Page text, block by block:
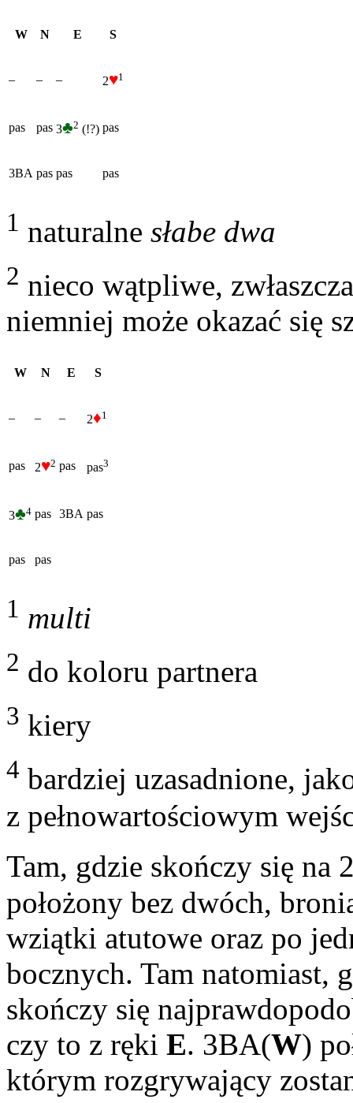
W N E S
– – – 2♥1
pas pas 3♣2 (!?) pas
3BA pas pas pas
1 naturalne słabe dwa
2 nieco wątpliwe,
niemniej może okazać się
W N E S
– – – 2♦1
pas 2♥2 pas pas3
3♣4 pas 3BA pas
pas pas
1 multi
2 do koloru partnera
3 kiery
4 bardziej uzasadnione,
z pełnowartościowym
Tam, gdzie skończy się na
położony bez dwóch,
wziątki atutowe oraz po
bocznych. Tam natomiast,
skończy się
czy to z ręki E. 3BA(W)
którym rozgrywający